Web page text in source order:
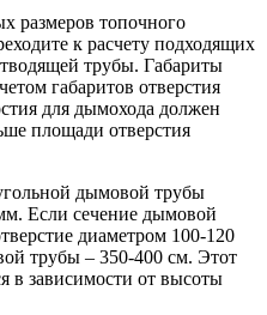
размеров топочного
к расчету подходящих
трубы. Габариты
габаритов отверстия
для дымохода должен
площади отверстия
дымовой трубы
Если сечение дымовой
диаметром 100-120
трубы – 350-400 см. Этот
в зависимости от высоты